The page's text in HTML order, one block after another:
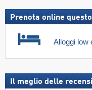
Prenota online
Alloggi low
Il meglio delle